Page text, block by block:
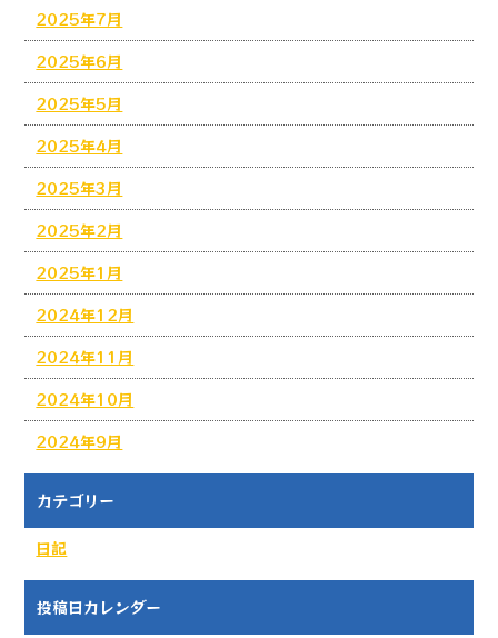
2025年7月
2025年6月
2025年5月
2025年4月
2025年3月
2025年2月
2025年1月
2024年12月
2024年11月
2024年10月
2024年9月
カテゴリー
日記
投稿日カレンダー